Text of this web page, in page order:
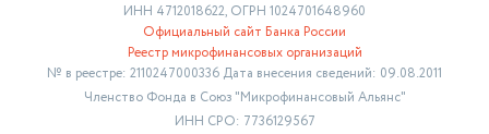
ИНН 4712018622, ОГРН 1024701648960
Официальный сайт Банка России
Реестр микрофинансовых организаций
№ в реестре: 2110247000336 Дата внесения сведений: 09.08.2011
Членство Фонда в Союз "Микрофинансовый Альянс"
ИНН СРО: 7736129567